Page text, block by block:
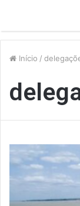
Início /